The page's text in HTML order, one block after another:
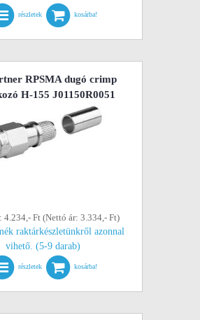
részletek kosárba!
RPSMA dugó crimp
H-155 J01150R0051
4.234,- Ft (Nettó ár: 3.334,- Ft)
raktárkészletünkről azonnal
vihető. (5-9 darab)
részletek kosárba!